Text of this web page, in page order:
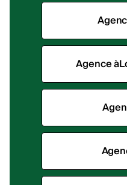
Agence à